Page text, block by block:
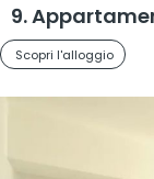
9.
Scopri l'alloggio